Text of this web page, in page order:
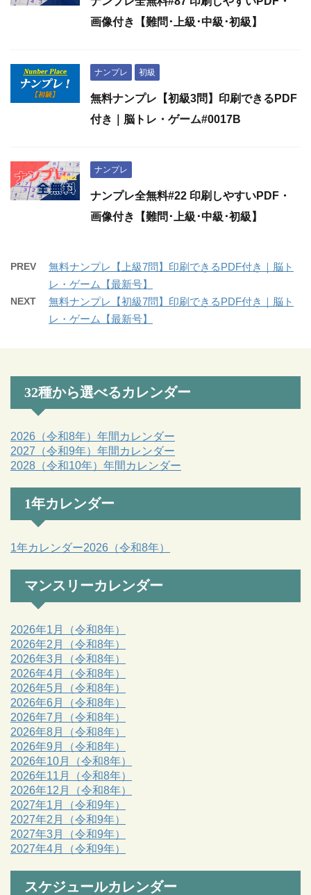
画像付き【難問･上級･中級･初級】
ナンプレ 初級
無料ナンプレ【初級3問】印刷できるPDF
付き｜脳トレ・ゲーム#0017B
ナンプレ
ナンプレ全無料#22 印刷しやすいPDF・
画像付き【難問･上級･中級･初級】
PREV
無料ナンプレ【上級7問】印刷できるPDF付き｜脳ト
レ・ゲーム【最新号】
NEXT
無料ナンプレ【初級7問】印刷できるPDF付き｜脳ト
レ・ゲーム【最新号】
32種から選べるカレンダー
2026（令和8年）年間カレンダー
2027（令和9年）年間カレンダー
2028（令和10年）年間カレンダー
1年カレンダー
1年カレンダー2026（令和8年）
マンスリーカレンダー
2026年1月（令和8年）
2026年2月（令和8年）
2026年3月（令和8年）
2026年4月（令和8年）
2026年5月（令和8年）
2026年6月（令和8年）
2026年7月（令和8年）
2026年8月（令和8年）
2026年9月（令和8年）
2026年10月（令和8年）
2026年11月（令和8年）
2026年12月（令和8年）
2027年1月（令和9年）
2027年2月（令和9年）
2027年3月（令和9年）
2027年4月（令和9年）
スケジュールカレンダー